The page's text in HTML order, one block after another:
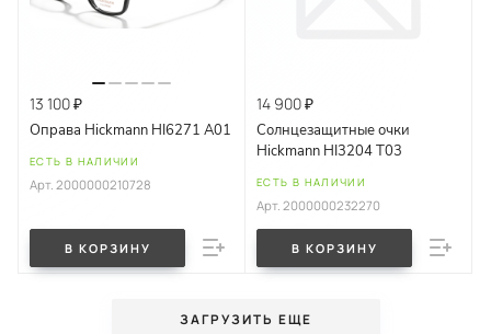
13 100 ₽
Оправа Hickmann HI6271 A01
ЕСТЬ В НАЛИЧИИ
Арт. 2000000210728
В КОРЗИНУ
14 900 ₽
Солнцезащитные очки
Hickmann HI3204 T03
ЕСТЬ В НАЛИЧИИ
Арт. 2000000232270
В КОРЗИНУ
ЗАГРУЗИТЬ ЕЩЕ